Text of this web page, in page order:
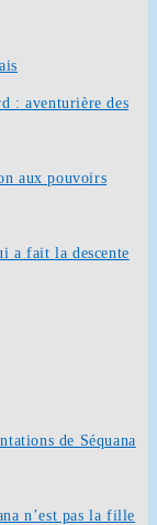
: aventurière des
aux pouvoirs
a fait la descente
de Séquana
n’est pas la fille